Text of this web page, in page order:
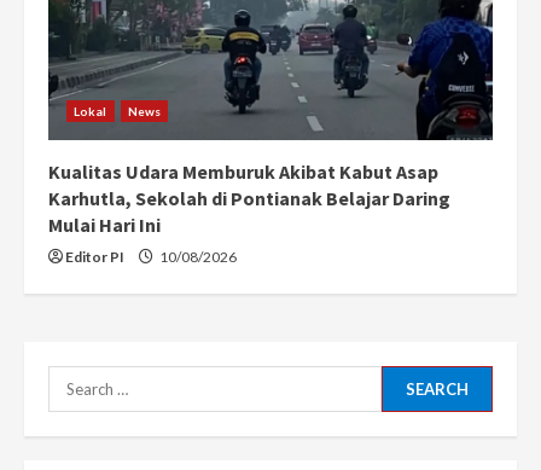
Lokal News
Kualitas Udara Memburuk Akibat Kabut Asap
Karhutla, Sekolah di Pontianak Belajar Daring
Mulai Hari Ini
Editor PI 10/08/2026
Search
for: